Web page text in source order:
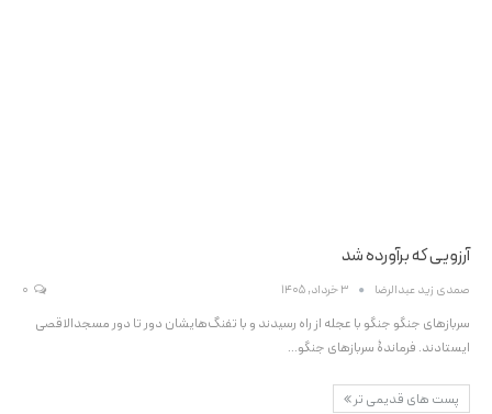
آرزویی که برآورده شد
صمدی زید عبدالرضا 3 خرداد, 1405
سربازهای جنگو جنگو با عجله از راه رسیدند و با تفنگ‌هایشان دور تا دور مسجدالاقصی
ایستادند. فرماندۀ سربازهای جنگو…
پست های قدیمی تر